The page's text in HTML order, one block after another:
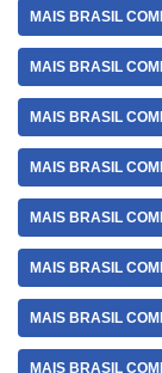
MAIS BRASIL
MAIS BRASIL
MAIS BRASIL
MAIS BRASIL
MAIS BRASIL
MAIS BRASIL
MAIS BRASIL
MAIS BRASIL